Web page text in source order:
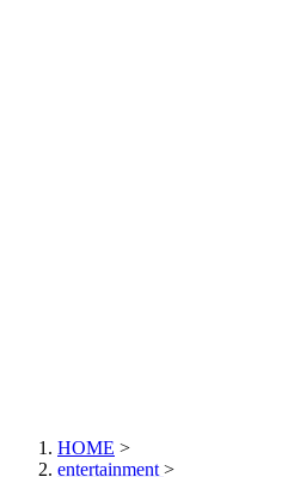
HOME >
entertainment >